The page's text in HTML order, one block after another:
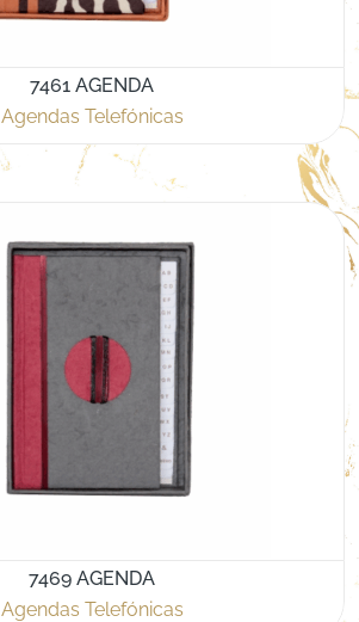
7461 AGENDA
Agendas Telefónicas
7469 AGENDA
Agendas Telefónicas